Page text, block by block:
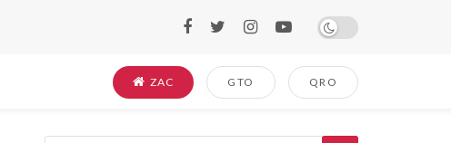
ZAC GTO QRO